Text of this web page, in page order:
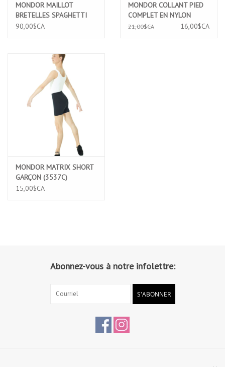
MONDOR MAILLOT
BRETELLES SPAGHETTI
ESBQ (3544A)
90,00$CA
MONDOR COLLANT PIED
COMPLET EN NYLON
DURABLE (345A)
21,00$CA 16,00$CA
MONDOR MATRIX SHORT
GARÇON (3537C)
15,00$CA
Abonnez-vous à notre infolettre:
S'ABONNER